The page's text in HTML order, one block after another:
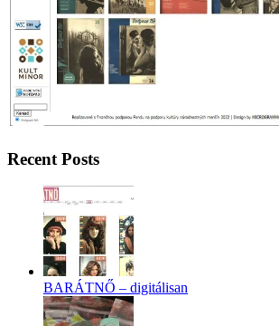
Recent Posts
BARÁTNŐ – digitálisan